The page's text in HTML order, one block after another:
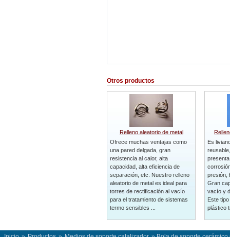
Otros productos
Relleno aleatorio de metal
Ofrece muchas ventajas como
una pared delgada, gran
resistencia al calor, alta
capacidad, alta eficiencia de
separación, etc. Nuestro relleno
aleatorio de metal es ideal para
torres de rectificación al vacío
para el tratamiento de sistemas
termo sensibles ...
Es
presión,
Gran
vacío y
Este
plástico